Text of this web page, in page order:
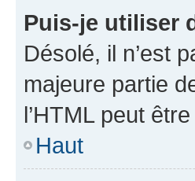
Puis-je utiliser
Désolé, il n’est
majeure partie
l’HTML peut
Haut